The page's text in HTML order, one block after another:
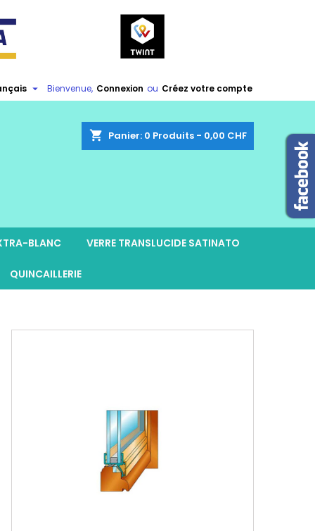
Bienvenue, Connexion ou Créez votre compte

shopping_cart Panier: 0 Produits - 0,00 CHF
BLANC VERRE TRANSLUCIDE SATINATO
QUINCAILLERIE